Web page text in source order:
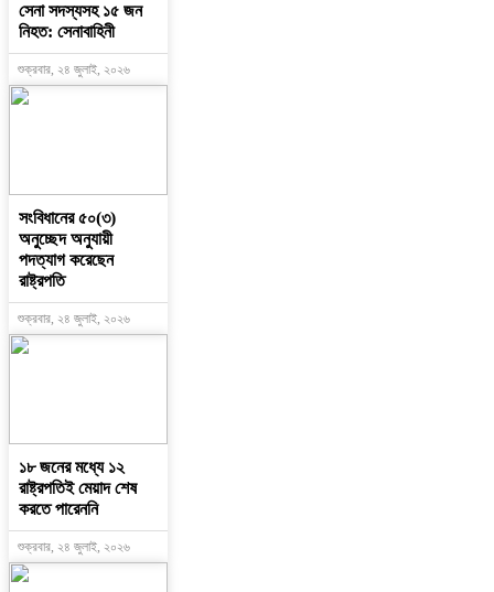
সেনা সদস্যসহ ১৫ জন
নিহত: সেনাবাহিনী
শুক্রবার, ২৪ জুলাই, ২০২৬
সংবিধানের ৫০(৩)
অনুচ্ছেদ অনুযায়ী
পদত্যাগ করেছেন
রাষ্ট্রপতি
শুক্রবার, ২৪ জুলাই, ২০২৬
১৮ জনের মধ্যে ১২
রাষ্ট্রপতিই মেয়াদ শেষ
করতে পারেননি
শুক্রবার, ২৪ জুলাই, ২০২৬